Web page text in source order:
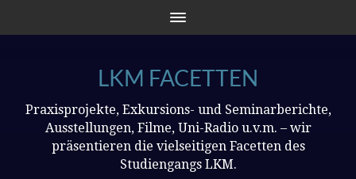
LKM FACETTEN
Praxisprojekte, Exkursions- und Seminarberichte,
Ausstellungen, Filme, Uni-Radio u.v.m. – wir
präsentieren die vielseitigen Facetten des
Studiengangs LKM.